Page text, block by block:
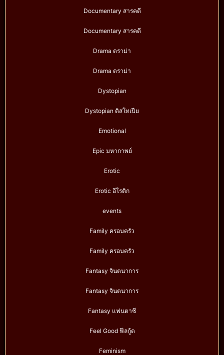
Documentary สารคดี
Documentary สารคดี
Drama ดราม่า
Drama ดราม่า
Dystopian
Dystopian ดิสโทเปีย
Emotional
Epic มหากาพย์
Erotic
Erotic อีโรติก
events
Family ครอบครัว
Family ครอบครัว
Fantasy จินตนาการ
Fantasy จินตนาการ
Fantasy แฟนตาซี
Feel Good ฟีลกู้ด
Feminism